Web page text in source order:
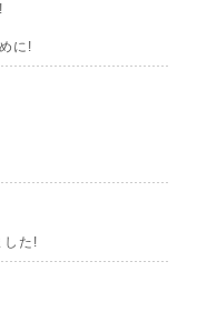
に!
した!